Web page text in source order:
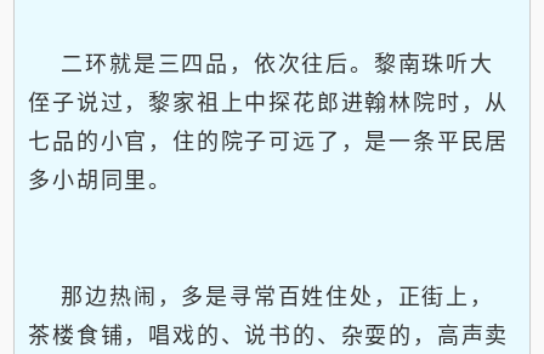
二环就是三四品，依次往后。黎南珠听大
侄子说过，黎家祖上中探花郎进翰林院时，从
七品的小官，住的院子可远了，是一条平民居
多小胡同里。
那边热闹，多是寻常百姓住处，正街上，
茶楼食铺，唱戏的、说书的、杂耍的，高声卖